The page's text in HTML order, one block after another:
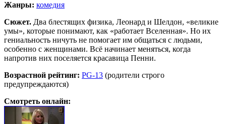
Жанры: комедия
Сюжет. Два блестящих физика, Леонард и Шелдон, «великие
умы», которые понимают, как «работает Вселенная». Но их
гениальность ничуть не помогает им общаться с людьми,
особенно с женщинами. Всё начинает меняться, когда
напротив них поселяется красавица Пенни.
Возрастной рейтинг: PG-13 (родители строго
предупреждаются)
Смотреть онлайн: